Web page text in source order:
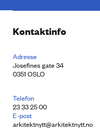
Kontaktinfo
Adresse
Josefines gate 34
0351 OSLO
Telefon
23 33 25 00
E-post
arkitektnytt@arkitektnytt.no